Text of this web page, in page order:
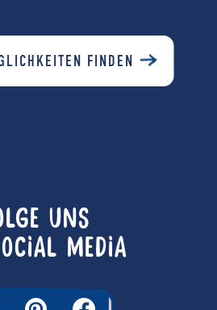
FINDEN
UNS
MEDIA